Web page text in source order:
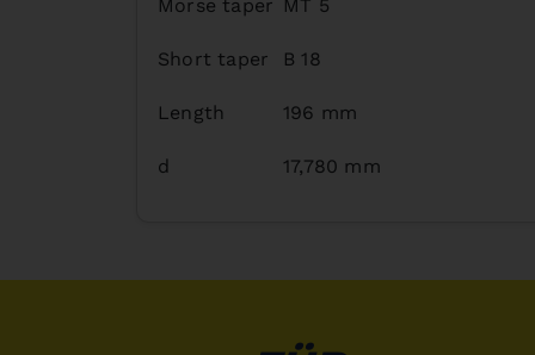
Morse taper MT 5
Short taper B 18
Length 196 mm
d 17,780 mm